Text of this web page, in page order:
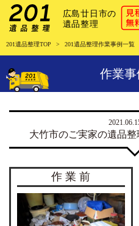
201遺品整理TOP 201遺品整理作業事例一覧
作業
大竹市のご実家の遺品整
作 業 前